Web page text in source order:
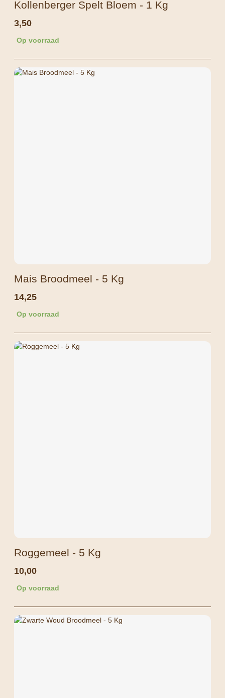
Kollenberger Spelt Bloem - 1 Kg
3,50
Op voorraad
Mais Broodmeel - 5 Kg
14,25
Op voorraad
Roggemeel - 5 Kg
10,00
Op voorraad